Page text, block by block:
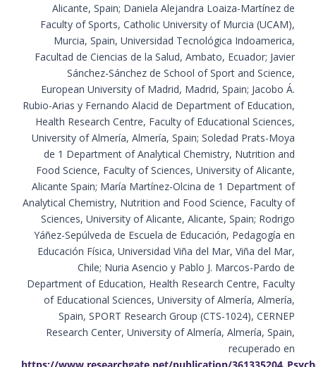
Alicante, Spain; Daniela Alejandra Loaiza-Martínez de
Faculty of Sports, Catholic University of Murcia (UCAM),
Murcia, Spain, Universidad Tecnológica Indoamerica,
Facultad de Ciencias de la Salud, Ambato, Ecuador; Javier
Sánchez-Sánchez de School of Sport and Science,
European University of Madrid, Madrid, Spain; Jacobo Á.
Rubio-Arias y Fernando Alacid de Department of Education,
Health Research Centre, Faculty of Educational Sciences,
University of Almería, Almería, Spain; Soledad Prats-Moya
de 1 Department of Analytical Chemistry, Nutrition and
Food Science, Faculty of Sciences, University of Alicante,
Alicante Spain; María Martínez-Olcina de 1 Department of
Analytical Chemistry, Nutrition and Food Science, Faculty of
Sciences, University of Alicante, Alicante, Spain; Rodrigo
Yáñez-Sepúlveda de Escuela de Educación, Pedagogía en
Educación Física, Universidad Viña del Mar, Viña del Mar,
Chile; Nuria Asencio y Pablo J. Marcos-Pardo de
Department of Education, Health Research Centre, Faculty
of Educational Sciences, University of Almería, Almería,
Spain, SPORT Research Group (CTS-1024), CERNEP
Research Center, University of Almería, Almería, Spain,
recuperado en